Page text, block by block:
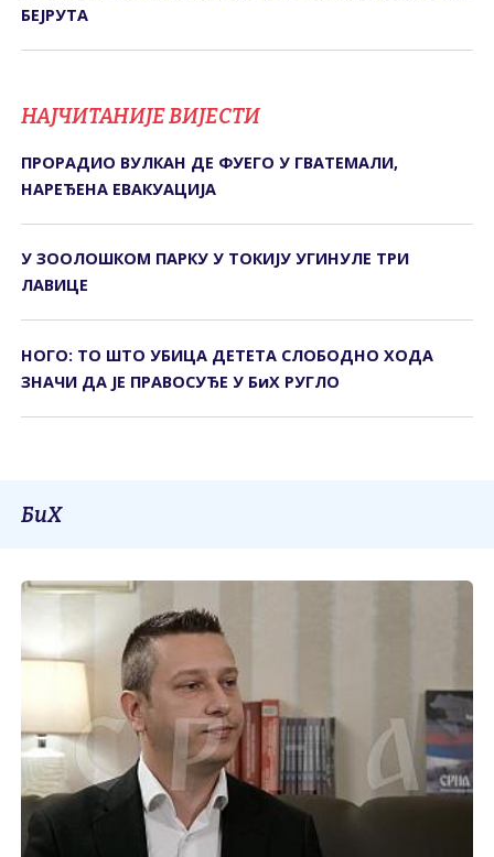
БЕЈРУТА
НАЈЧИТАНИЈЕ ВИЈЕСТИ
ПРОРАДИО ВУЛКАН ДЕ ФУЕГО У ГВАТЕМАЛИ,
НАРЕЂЕНА ЕВАКУАЦИЈА
У ЗООЛОШКОМ ПАРКУ У ТОКИЈУ УГИНУЛЕ ТРИ
ЛАВИЦЕ
НОГО: ТО ШТО УБИЦА ДЕТЕТА СЛОБОДНО ХОДА
ЗНАЧИ ДА ЈЕ ПРАВОСУЂЕ У БиХ РУГЛО
БиХ